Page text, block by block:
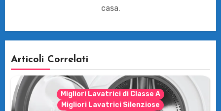
casa.
Articoli Correlati
Migliori Lavatrici di Classe A
Migliori Lavatrici Silenziose